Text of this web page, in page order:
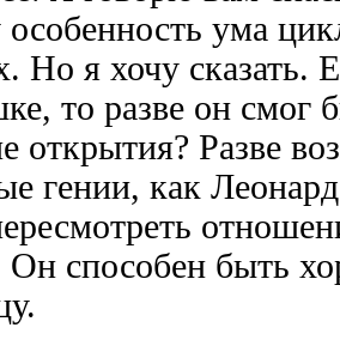
особенность ума
Но я хочу сказать.
то разве он смог
открытия? Разве
гении, как
Он способен быть